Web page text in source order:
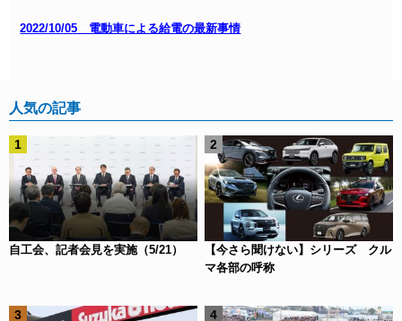
2022/10/05 電動車による給電の最新事情
人気の記事
自工会、記者会見を実施（5/21）
【今さら聞けない】シリーズ クル
マ各部の呼称